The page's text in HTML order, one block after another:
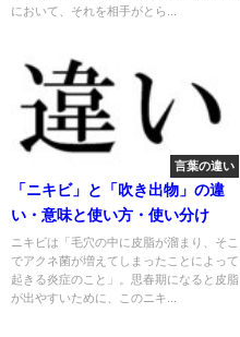
において、それを相手がとら...
言葉の違い
「ニキビ」と「吹き出物」の違
い・意味と使い方・使い分け
ニキビは「毛穴の中に皮脂が溜まり、そこ
でアクネ菌が増えてしまったことによって
起きる炎症のこと」。思春期になると皮脂
が出やすいために、このニキ...